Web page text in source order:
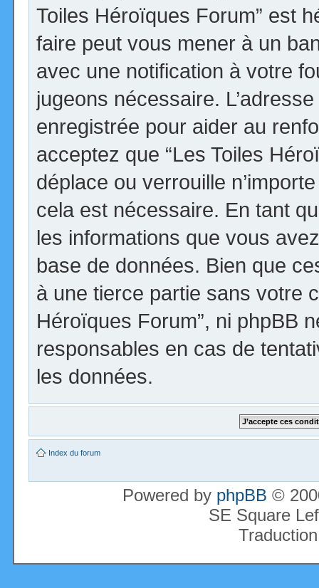
Toiles Héroïques Forum” est
faire peut vous mener à un
avec une notification à votre
jugeons nécessaire.
enregistrée pour aider au
acceptez que “Les Toiles
déplace ou verrouille
cela est nécessaire. En tant
les informations que vous
base de données. Bien que
à une tierce partie sans votre
Héroïques Forum”, ni phpBB
responsables en cas de
les données.
Index du forum
Powered by phpBB ©
SE Square